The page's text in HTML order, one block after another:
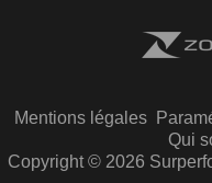
Mentions légales
Qui
Copyright © 2026